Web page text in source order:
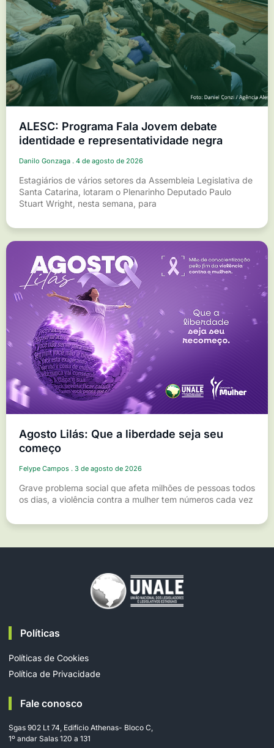
ALESC: Programa Fala Jovem debate
identidade e representatividade negra
Danilo Gonzaga 4 de agosto de 2026
Estagiários de vários setores da Assembleia Legislativa de
Santa Catarina, lotaram o Plenarinho Deputado Paulo
Stuart Wright, nesta semana, para
Agosto Lilás: Que a liberdade seja seu
começo
Felype Campos 3 de agosto de 2026
Grave problema social que afeta milhões de pessoas todos
os dias, a violência contra a mulher tem números cada vez
Políticas
Políticas de Cookies
Política de Privacidade
Fale conosco
Sgas 902 Lt 74, Edifício Athenas- Bloco C,
1º andar Salas 120 a 131